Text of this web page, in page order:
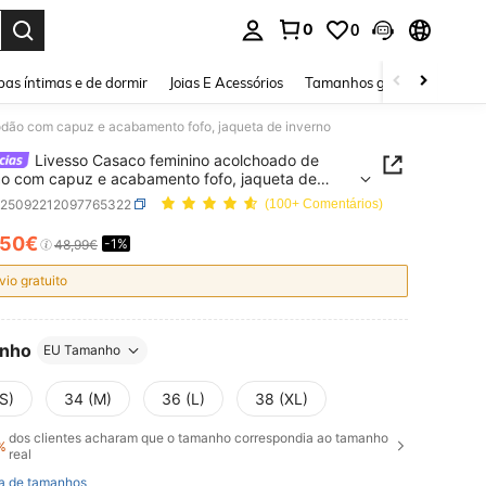
0 0
íntimas e de dormir Joias E Acessórios Tamanhos grandes
com capuz e acabamento fofo, jaqueta de inverno
Livesso Casaco feminino acolchoado de
com capuz e acabamento fofo, jaqueta de
(100+ Comentários)
AND AVAILABILITY
48,99€ -1%
gratuito
EU Tamanho
34 (M) 36 (L) 38 (XL)
dos clientes acharam que o tamanho correspondia ao tamanho
real
de tamanhos